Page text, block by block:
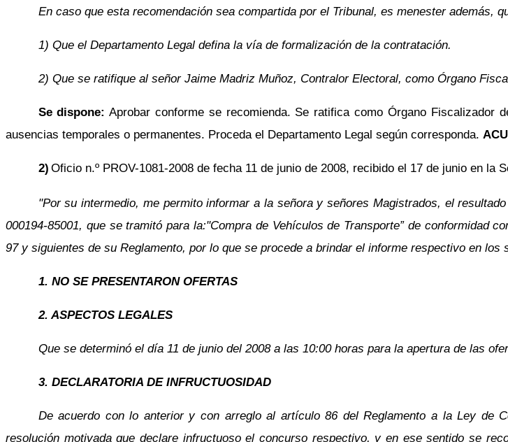
En caso que esta recomendación sea compartida por el Tribunal, es menester además,
1) Que el Departamento Legal defina la vía de formalización de la contratación.
2) Que se ratifique al señor Jaime Madriz Muñoz, Contralor Electoral, como Órgano
Se dispone: Aprobar conforme se recomienda. Se ratifica como Órgano
ausencias temporales o permanentes. Proceda el Departamento Legal según corresponda.
2) Oficio n.º PROV-1081-2008 de fecha 11 de junio de 2008, recibido el 17 de junio en la
"Por su intermedio, me permito informar a la señora y señores Magistrados, el
000194-85001, que se tramitó para la:"Compra de Vehículos de Transporte” de
97 y siguientes de su Reglamento, por lo que se procede a brindar el informe respectivo en los
1. NO SE PRESENTARON OFERTAS
2. ASPECTOS LEGALES
Que se determinó el día 11 de junio del 2008 a las 10:00 horas para la apertura de las
3. DECLARATORIA DE INFRUCTUOSIDAD
De acuerdo con lo anterior y con arreglo al artículo 86 del Reglamento a la Ley de
resolución motivada que declare infructuoso el concurso respectivo, y en ese sentido se